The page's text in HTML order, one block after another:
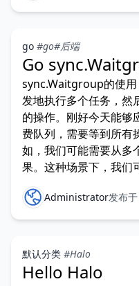
go #go#后端
Go
sync.Waitgroup的使
发地执行多个任务，然
的操作。刚好今天能够
费队列，需要等到所有
如，我们可能需要从多
果。这种场景下，我们
Administrator发布
默认分类 #Halo
Hello Halo